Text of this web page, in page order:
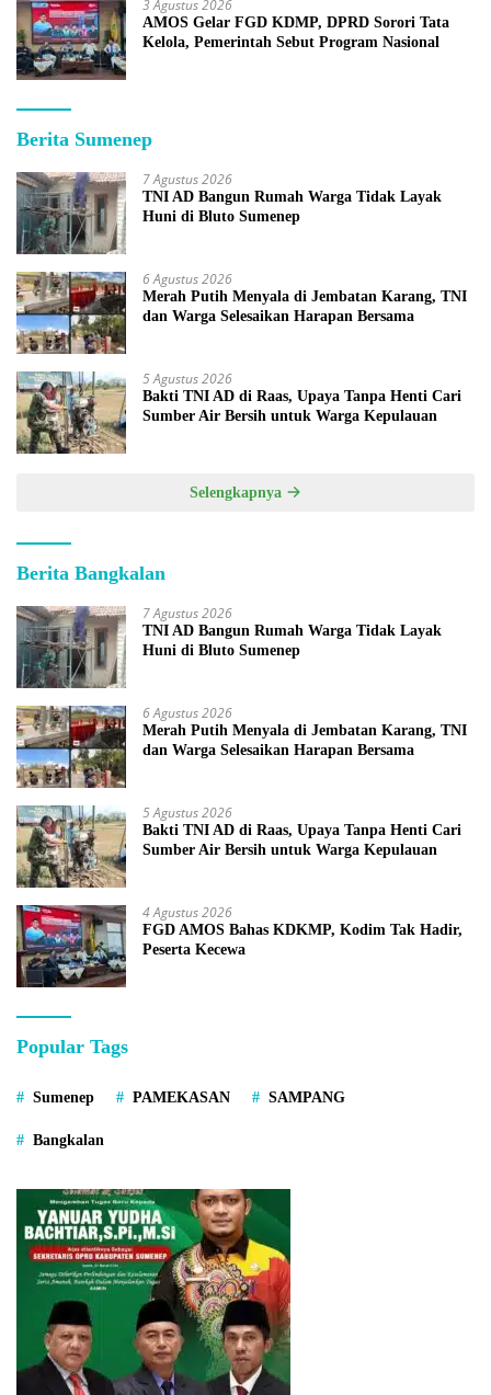
3 Agustus 2026
AMOS Gelar FGD KDMP, DPRD Sorori Tata
Kelola, Pemerintah Sebut Program Nasional
Berita Sumenep
7 Agustus 2026
TNI AD Bangun Rumah Warga Tidak Layak
Huni di Bluto Sumenep
6 Agustus 2026
Merah Putih Menyala di Jembatan Karang, TNI
dan Warga Selesaikan Harapan Bersama
5 Agustus 2026
Bakti TNI AD di Raas, Upaya Tanpa Henti Cari
Sumber Air Bersih untuk Warga Kepulauan
Selengkapnya
Berita Bangkalan
7 Agustus 2026
TNI AD Bangun Rumah Warga Tidak Layak
Huni di Bluto Sumenep
6 Agustus 2026
Merah Putih Menyala di Jembatan Karang, TNI
dan Warga Selesaikan Harapan Bersama
5 Agustus 2026
Bakti TNI AD di Raas, Upaya Tanpa Henti Cari
Sumber Air Bersih untuk Warga Kepulauan
4 Agustus 2026
FGD AMOS Bahas KDKMP, Kodim Tak Hadir,
Peserta Kecewa
Popular Tags
Sumenep PAMEKASAN SAMPANG
Bangkalan